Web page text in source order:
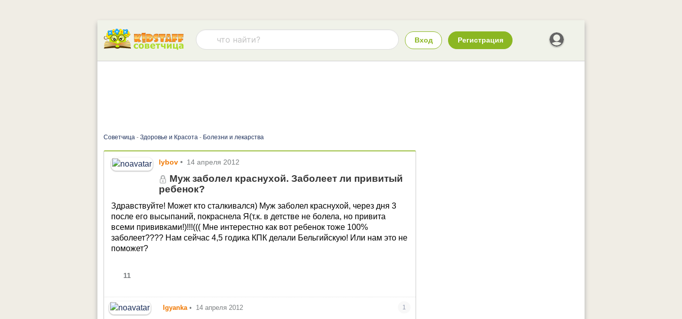
Вход Регистрация
Советчица - Здоровье и Красота - Болезни и лекарства
lybov • 14 апреля 2012
Муж заболел краснухой. Заболеет ли привитый
ребенок?
Здравствуйте! Может кто сталкивался) Муж заболел краснухой, через дня 3
после его высыпаний, покраснела Я(т.к. в детстве не болела, но привита
всеми прививками!)!!!((( Мне интерестно как вот ребенок тоже 100%
заболеет???? Нам сейчас 4,5 годика КПК делали Бельгийскую! Или нам это не
поможет?
11
Igyanka • 14 апреля 2012 1